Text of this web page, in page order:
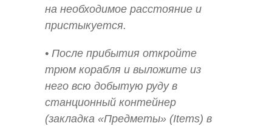
на необходимое расстояние и
пристыкуется.
• После прибытия откройте
трюм корабля и выложите из
него всю добытую руду в
станционный контейнер
(закладка «Предметы» (Items) в